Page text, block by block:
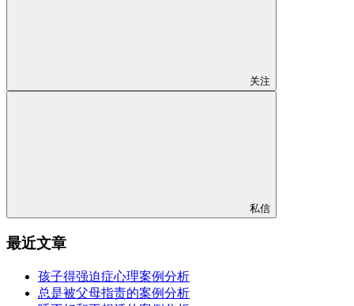
关注
私信
最近文章
孩子得强迫症心理案例分析
总是被父母指责的案例分析